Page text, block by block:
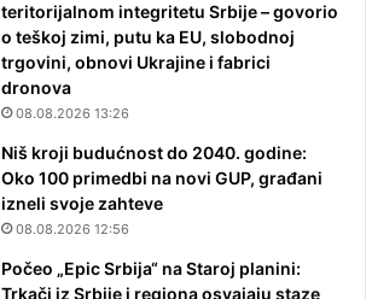
teritorijalnom integritetu Srbije – govorio
o teškoj zimi, putu ka EU, slobodnoj
trgovini, obnovi Ukrajine i fabrici
dronova
08.08.2026 13:26
Niš kroji budućnost do 2040. godine:
Oko 100 primedbi na novi GUP, građani
izneli svoje zahteve
08.08.2026 12:56
Počeo „Epic Srbija“ na Staroj planini:
Trkači iz Srbije i regiona osvajaju staze